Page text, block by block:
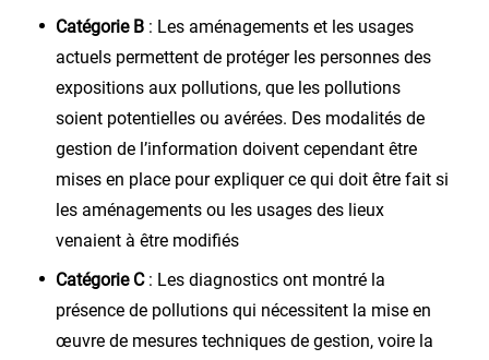
Catégorie B : Les aménagements et les usages
actuels permettent de protéger les personnes des
expositions aux pollutions, que les pollutions
soient potentielles ou avérées. Des modalités de
gestion de l’information doivent cependant être
mises en place pour expliquer ce qui doit être fait si
les aménagements ou les usages des lieux
venaient à être modifiés
Catégorie C: Les diagnostics ont montré la
présence de pollutions qui nécessitent la mise en
œuvre de mesures techniques de gestion, voire la